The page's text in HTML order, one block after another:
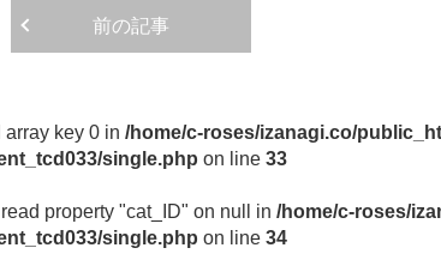
前の記事
array key 0 in /home/c-roses/izanagi.co/
single.php on line 33
property "cat_ID" on null in /home/c-roses/
single.php on line 34